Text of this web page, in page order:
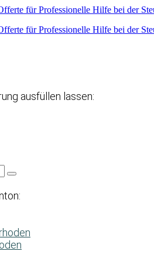
für Professionelle Hilfe bei der
für Professionelle Hilfe bei der
ausfüllen lassen: